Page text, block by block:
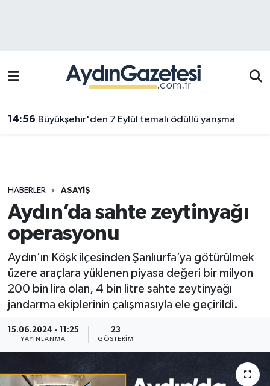
14:56 Büyükşehir'den 7 Eylül temalı ödüllü yarışma
HABERLER ASAYIŞ
Aydın’da sahte zeytinyağı
operasyonu
Aydın’ın Köşk ilçesinden Şanlıurfa’ya götürülmek
üzere araçlara yüklenen piyasa değeri bir milyon
200 bin lira olan, 4 bin litre sahte zeytinyağı
jandarma ekiplerinin çalışmasıyla ele geçirildi.
15.06.2024 - 11:25
YAYINLANMA
23
GÖSTERIM
Efeler Trafik Yoğunluk Haritası
Süper Lig Puan Durumu ve Fikstür